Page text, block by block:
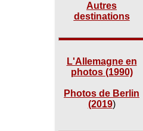
Autres
destinations
L'Allemagne en
photos (1990)
Photos de Berlin
(2019)